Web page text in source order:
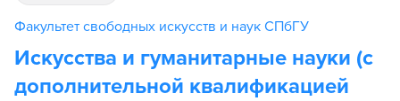
Факультет свободных искусств и наук СПбГУ
Искусства и гуманитарные науки (с
дополнительной квалификацией